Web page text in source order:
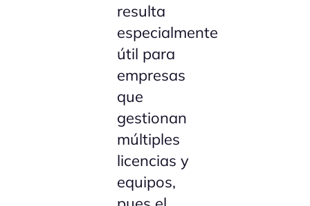
resulta
especialmente
útil para
empresas
que
gestionan
múltiples
licencias y
equipos,